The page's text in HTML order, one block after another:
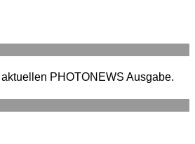
PHOTONEWS Ausgabe.